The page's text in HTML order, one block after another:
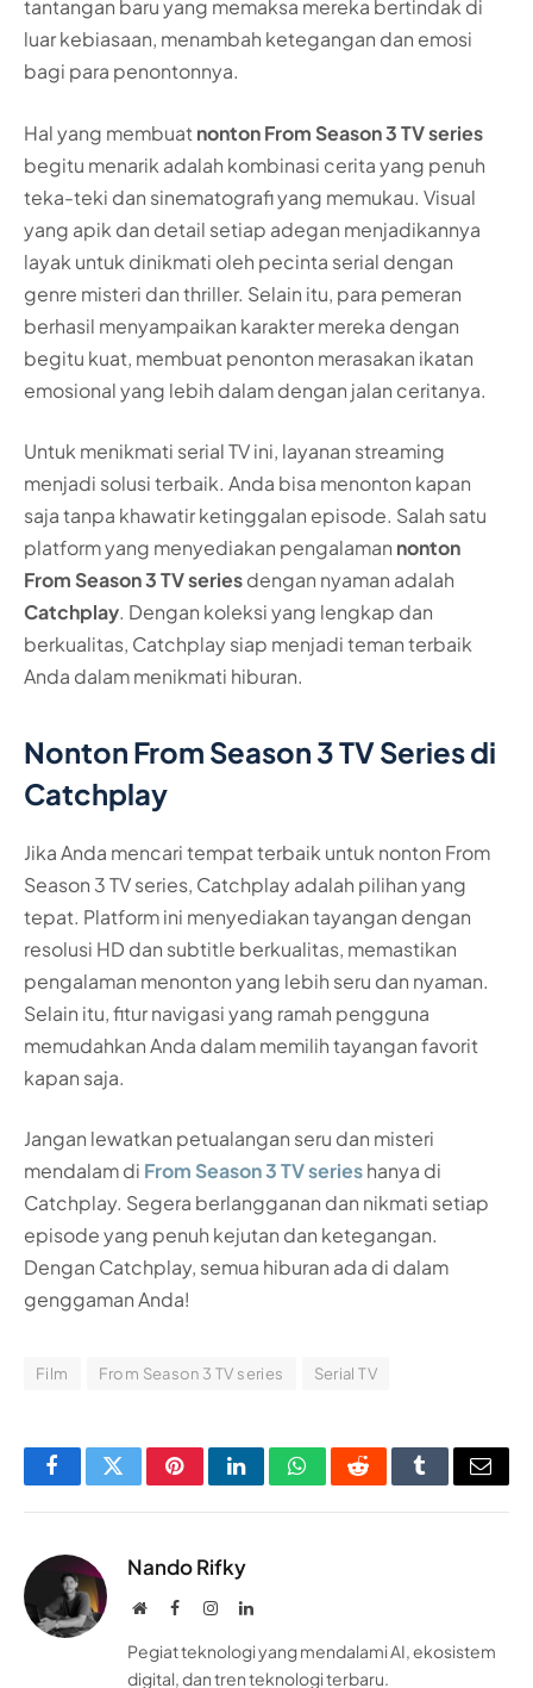
tantangan baru yang memaksa mereka bertindak di
luar kebiasaan, menambah ketegangan dan emosi
bagi para penontonnya.
Hal yang membuat nonton From Season 3 TV series
begitu menarik adalah kombinasi cerita yang penuh
teka-teki dan sinematografi yang memukau. Visual
yang apik dan detail setiap adegan menjadikannya
layak untuk dinikmati oleh pecinta serial dengan
genre misteri dan thriller. Selain itu, para pemeran
berhasil menyampaikan karakter mereka dengan
begitu kuat, membuat penonton merasakan ikatan
emosional yang lebih dalam dengan jalan ceritanya.
Untuk menikmati serial TV ini, layanan streaming
menjadi solusi terbaik. Anda bisa menonton kapan
saja tanpa khawatir ketinggalan episode. Salah satu
platform yang menyediakan pengalaman nonton
From Season 3 TV seriesdengan nyaman adalah
Catchplay. Dengan koleksi yang lengkap dan
berkualitas, Catchplay siap menjadi teman terbaik
Anda dalam menikmati hiburan.
Nonton From Season 3 TV Series di
Catchplay
Jika Anda mencari tempat terbaik untuk nonton From
Season 3 TV series, Catchplay adalah pilihan yang
tepat. Platform ini menyediakan tayangan dengan
resolusi HD dan subtitle berkualitas, memastikan
pengalaman menonton yang lebih seru dan nyaman.
Selain itu, fitur navigasi yang ramah pengguna
memudahkan Anda dalam memilih tayangan favorit
kapan saja.
Jangan lewatkan petualangan seru dan misteri
mendalam di From Season 3 TV serieshanya di
Catchplay. Segera berlangganan dan nikmati setiap
episode yang penuh kejutan dan ketegangan.
Dengan Catchplay, semua hiburan ada di dalam
genggaman Anda!
Film From Season 3 TV series Serial TV
FacebookTwitterPinterestLinkedInWhatsAppRedditTumblrEmail
Nando Rifky
WebsiteFacebookInstagramLinkedIn
Pegiat teknologi yang mendalami AI, ekosistem
digital, dan tren teknologi terbaru.